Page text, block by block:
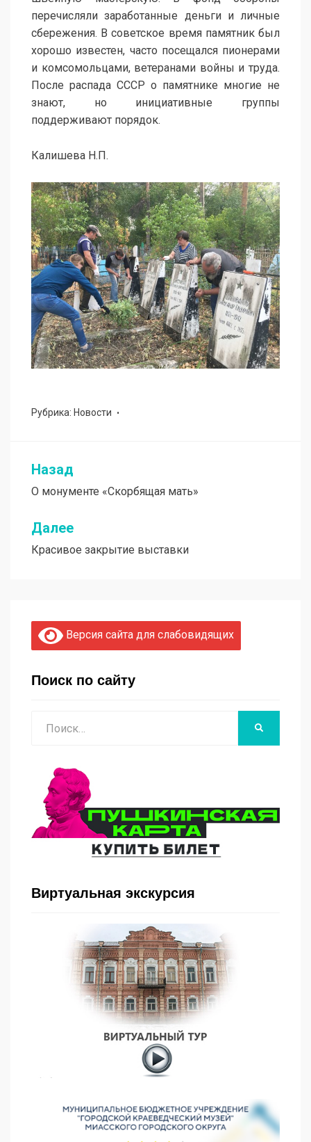
перечисляли заработанные деньги и личные
сбережения. В советское время памятник был
хорошо известен, часто посещался пионерами
и комсомольцами, ветеранами войны и труда.
После распада СССР о памятнике многие не
знают, но инициативные группы
поддерживают порядок.
Калишева Н.П.
Рубрика: Новости
Навигация
по
записям
Назад
О монументе «Скорбящая мать»
Далее
Красивое закрытие выставки
Версия сайта для слабовидящих
Поиск по сайту
Виртуальная экскурсия